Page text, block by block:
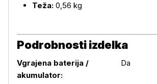
Teža: 0,56 kg
Podrobnosti izdelka
Vgrajena baterija /
akumulator:
Da